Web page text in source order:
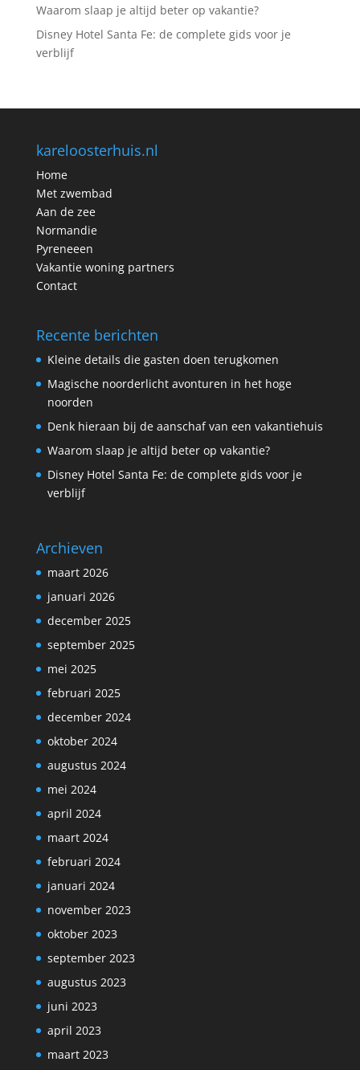
Waarom slaap je altijd beter op vakantie?
Disney Hotel Santa Fe: de complete gids voor je
verblijf
kareloosterhuis.nl
Home
Met zwembad
Aan de zee
Normandie
Pyreneeen
Vakantie woning partners
Contact
Recente berichten
Kleine details die gasten doen terugkomen
Magische noorderlicht avonturen in het hoge
noorden
Denk hieraan bij de aanschaf van een vakantiehuis
Waarom slaap je altijd beter op vakantie?
Disney Hotel Santa Fe: de complete gids voor je
verblijf
Archieven
maart 2026
januari 2026
december 2025
september 2025
mei 2025
februari 2025
december 2024
oktober 2024
augustus 2024
mei 2024
april 2024
maart 2024
februari 2024
januari 2024
november 2023
oktober 2023
september 2023
augustus 2023
juni 2023
april 2023
maart 2023